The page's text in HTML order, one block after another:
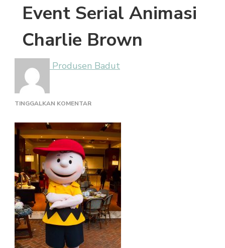
Event Serial Animasi
Charlie Brown
Produsen Badut
TINGGALKAN KOMENTARPADA
BADUT
EVENT
SERIAL
ANIMASI
CHARLIE
BROWN